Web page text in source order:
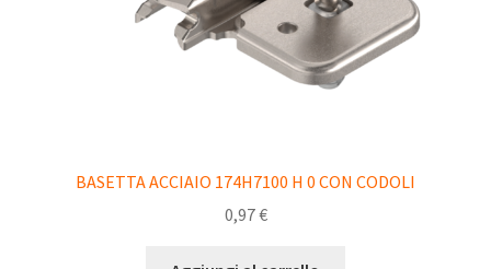
BASETTA ACCIAIO 174H7100 H 0 CON CODOLI
0,97€